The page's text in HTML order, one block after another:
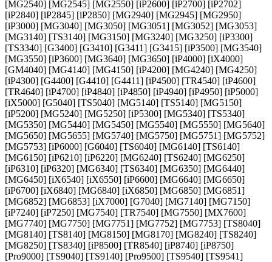
[MG2540] [MG2545] [MG2550] [iP2600] [iP2700] [iP2702]
[iP2840] [iP2845] [iP2850] [MG2940] [MG2945] [MG2950]
[iP3000] [MG3040] [MG3050] [MG3051] [MG3052] [MG3053]
[MG3140] [TS3140] [MG3150] [MG3240] [MG3250] [iP3300]
[TS3340] [G3400] [G3410] [G3411] [G3415] [iP3500] [MG3540]
[MG3550] [iP3600] [MG3640] [MG3650] [iP4000] [iX4000]
[GM4040] [MG4140] [MG4150] [iP4200] [MG4240] [MG4250]
[iP4300] [G4400] [G4410] [G4411] [iP4500] [TR4540] [iP4600]
[TR4640] [iP4700] [iP4840] [iP4850] [iP4940] [iP4950] [iP5000]
[iX5000] [G5040] [TS5040] [MG5140] [TS5140] [MG5150]
[iP5200] [MG5240] [MG5250] [iP5300] [MG5340] [TS5340]
[MG5350] [MG5440] [MG5450] [MG5540] [MG5550] [MG5640]
[MG5650] [MG5655] [MG5740] [MG5750] [MG5751] [MG5752]
[MG5753] [iP6000] [G6040] [TS6040] [MG6140] [TS6140]
[MG6150] [iP6210] [iP6220] [MG6240] [TS6240] [MG6250]
[iP6310] [iP6320] [MG6340] [TS6340] [MG6350] [MG6440]
[MG6450] [iX6540] [iX6550] [iP6600] [MG6640] [MG6650]
[iP6700] [iX6840] [MG6840] [iX6850] [MG6850] [MG6851]
[MG6852] [MG6853] [iX7000] [G7040] [MG7140] [MG7150]
[iP7240] [iP7250] [MG7540] [TR7540] [MG7550] [MX7600]
[MG7740] [MG7750] [MG7751] [MG7752] [MG7753] [TS8040]
[MG8140] [TS8140] [MG8150] [MG8170] [MG8240] [TS8240]
[MG8250] [TS8340] [iP8500] [TR8540] [iP8740] [iP8750]
[Pro9000] [TS9040] [TS9140] [Pro9500] [TS9540] [TS9541]